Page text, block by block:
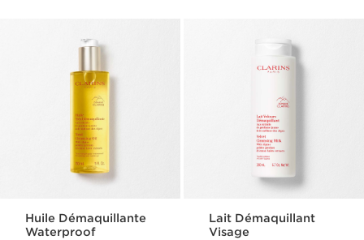
Huile Démaquillante
Waterproof​
Lait Démaquillant​
Visage​